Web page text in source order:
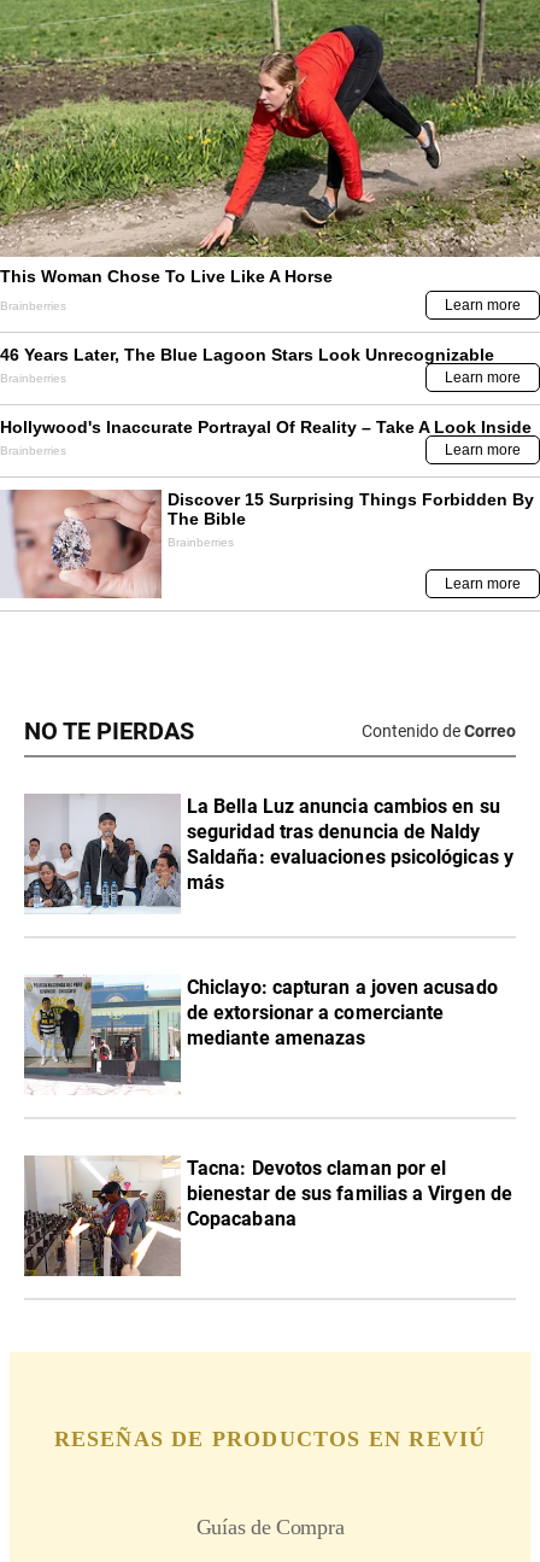
NO TE PIERDAS Contenido deCorreo
La Bella Luz anuncia cambios en su
seguridad tras denuncia de Naldy
Saldaña: evaluaciones psicológicas y
más
Chiclayo: capturan a joven acusado
de extorsionar a comerciante
mediante amenazas
Tacna: Devotos claman por el
bienestar de sus familias a Virgen de
Copacabana